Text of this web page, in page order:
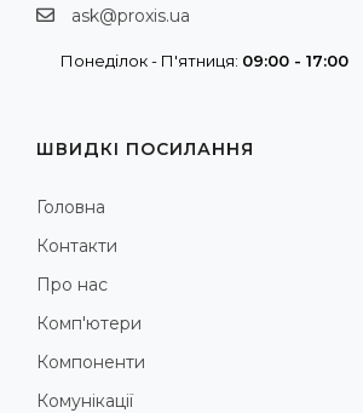
ask@proxis.ua
Понеділок - П'ятниця: 09:00 - 17:00
ШВИДКІ ПОСИЛАННЯ
Головна
Контакти
Про нас
Комп'ютери
Компоненти
Комунікації